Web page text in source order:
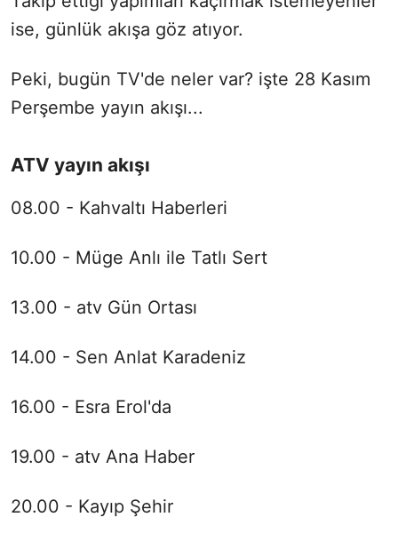
ise, günlük akışa göz atıyor.
Peki, bugün TV'de neler var? işte 28 Kasım
Perşembe yayın akışı...
ATV yayın akışı
08.00 - Kahvaltı Haberleri
10.00 - Müge Anlı ile Tatlı Sert
13.00 - atv Gün Ortası
14.00 - Sen Anlat Karadeniz
16.00 - Esra Erol'da
19.00 - atv Ana Haber
20.00 - Kayıp Şehir